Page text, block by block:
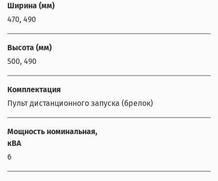
Ширина (мм)
470, 490
Высота (мм)
500, 490
Комплектация
Пульт дистанционного запуска (брелок)
Мощность номинальная,
кВА
6